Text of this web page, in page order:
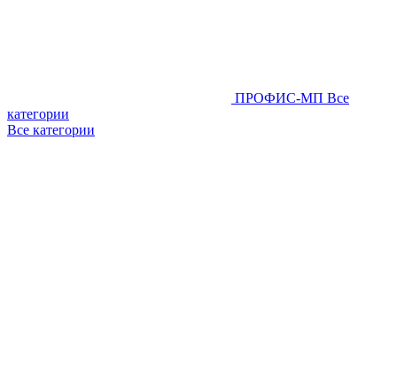
ПРОФИС-МП Все
категории
Все категории